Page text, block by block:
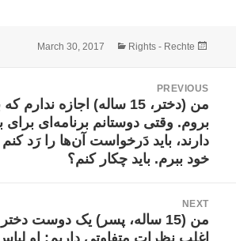
Posted
March 30, 2017Categories Rights - Rechte
navigation
PREVIOUS
Previous
post:
من (دختر، 15 ساله) اجازه
بروم. وقتی دوستانم برنامه‌ای برای
دارند، باید دَرخواست آن‌ها را رَد کنم
خود ببرم. باید چکار کنم؟
NEXT
Next
من (15 ساله، پسر) یک دوست
اغلب نظرات متفاوتی داریم: او